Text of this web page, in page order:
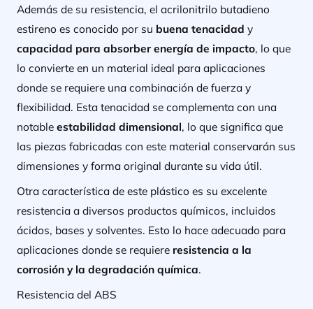
Además de su resistencia, el acrilonitrilo butadieno
estireno es conocido por su buena tenacidad y
capacidad para absorber energía de impacto, lo que
lo convierte en un material ideal para aplicaciones
donde se requiere una combinación de fuerza y
flexibilidad. Esta tenacidad se complementa con una
notable estabilidad dimensional, lo que significa que
las piezas fabricadas con este material conservarán sus
dimensiones y forma original durante su vida útil.
Otra característica de este plástico es su excelente
resistencia a diversos productos químicos, incluidos
ácidos, bases y solventes. Esto lo hace adecuado para
aplicaciones donde se requiere resistencia a la
corrosión y la degradación química.
Resistencia del ABS